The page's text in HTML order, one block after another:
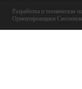
Разработка и техническая
Ориентировщики